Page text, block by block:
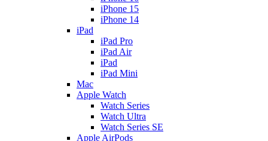
iPhone 15
iPhone 14
iPad
iPad Pro
iPad Air
iPad
iPad Mini
Mac
Apple Watch
Watch Series
Watch Ultra
Watch Series SE
Apple AirPods